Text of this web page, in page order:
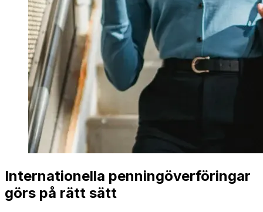
Internationella penningöverföringar
görs på rätt sätt